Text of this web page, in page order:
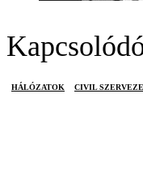
HÁLÓZATOK CIVIL